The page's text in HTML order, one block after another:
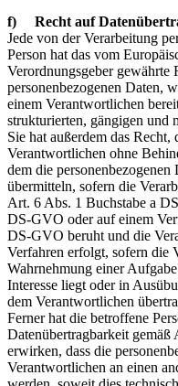
f) Recht auf
Jede von der Verarbeitung
Person hat das vom
Verordnungsgeber gewährte
personenbezogenen Daten,
einem Verantwortlichen
strukturierten, gängigen und
Sie hat außerdem das Recht,
Verantwortlichen ohne
dem die
übermitteln, sofern die
Art. 6 Abs. 1 Buchstabe a
DS-GVO oder auf einem
DS-GVO beruht und die
Verfahren erfolgt, sofern die
Wahrnehmung einer
Interesse liegt oder in
dem Verantwortlichen
Ferner hat die betroffene
Datenübertragbarkeit
erwirken, dass die
Verantwortlichen an einen